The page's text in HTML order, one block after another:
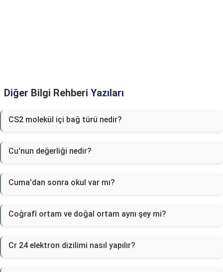
Diğer Bilgi Rehberi Yazıları
CS2 molekül içi bağ türü nedir?
Cu'nun değerliği nedir?
Cuma'dan sonra okul var mı?
Coğrafî ortam ve doğal ortam aynı şey mi?
Cr 24 elektron dizilimi nasıl yapılır?